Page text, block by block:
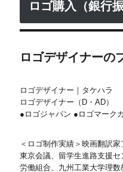
ロゴ購入（銀行振
ロゴデザイナーの
ロゴデザイナー｜タケハラ
ロゴデザイナー（D・AD）
●ロゴジャパン ●ロゴマーク
＜ロゴ制作実績＞映画翻訳
東京会議、留学生進路支援
労働組合、九州工業大学理